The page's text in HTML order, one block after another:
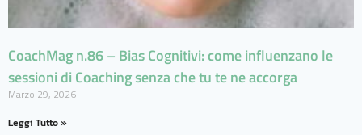
CoachMag n.86 – Bias Cognitivi: come influenzano le
sessioni di Coaching senza che tu te ne accorga
Marzo 29, 2026
Leggi Tutto »